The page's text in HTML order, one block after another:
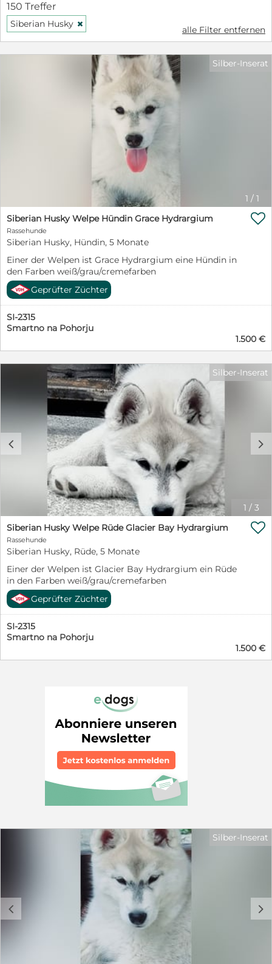
150 Treffer
Siberian Husky H
alle Filter entfernen
1 / 1
Silber-Inserat
Siberian Husky Welpe Hündin Grace Hydrargium
Rassehunde
Siberian Husky, Hündin, 5 Monate
Einer der Welpen ist Grace Hydrargium eine Hündin in
den Farben weiß/grau/cremefarben

Geprüfter Züchter
SI-2315
Smartno na Pohorju
1.500 €
1 / 3
c d
Silber-Inserat
Siberian Husky Welpe Rüde Glacier Bay Hydrargium
Rassehunde
Siberian Husky, Rüde, 5 Monate
Einer der Welpen ist Glacier Bay Hydrargium ein Rüde
in den Farben weiß/grau/cremefarben

Geprüfter Züchter
SI-2315
Smartno na Pohorju
1.500 €
c d
Silber-Inserat